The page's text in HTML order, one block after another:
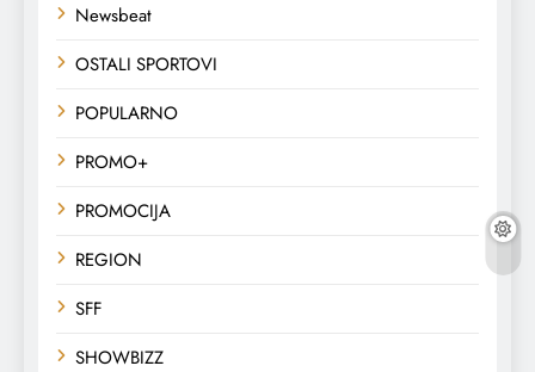
Newsbeat
OSTALI SPORTOVI
POPULARNO
PROMO+
PROMOCIJA
REGION
SFF
SHOWBIZZ